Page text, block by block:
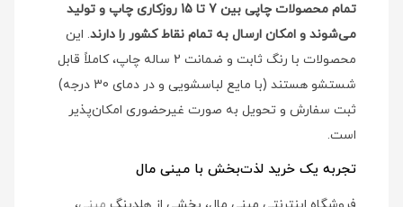
تمام محصولات چاپی بین 7 تا 15 روزکاری چاپ و تولید
می‌شوند و امکان ارسال به تمام نقاط کشور را دارند. این
محصولات با رنگ ثابت و ضمانت 2 ساله چاپ، کاملاً قابل
شستشو هستند (با مایع لباسشویی و در دمای 30 درجه)
ثبت سفارش و تحویل به صورت غیرحضوری امکان‌پذیر
است.
تجربه یک خرید لذت‌بخش با مینی مال